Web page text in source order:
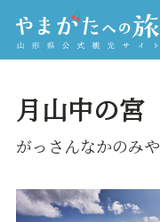
月山中の
がっさんなかのみ